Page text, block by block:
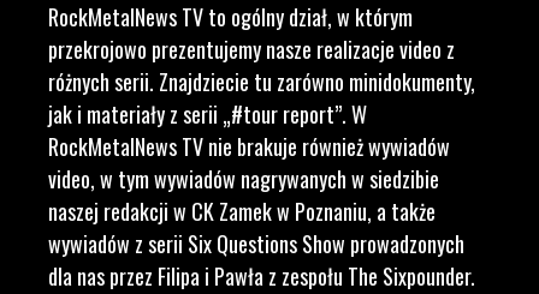
RockMetalNews TV to ogólny dział, w którym
przekrojowo prezentujemy nasze realizacje video z
różnych serii. Znajdziecie tu zarówno minidokumenty,
jak i materiały z serii „#tour report”. W
RockMetalNews TV nie brakuje również wywiadów
video, w tym wywiadów nagrywanych w siedzibie
naszej redakcji w CK Zamek w Poznaniu, a także
wywiadów z serii Six Questions Show prowadzonych
dla nas przez Filipa i Pawła z zespołu The Sixpounder.